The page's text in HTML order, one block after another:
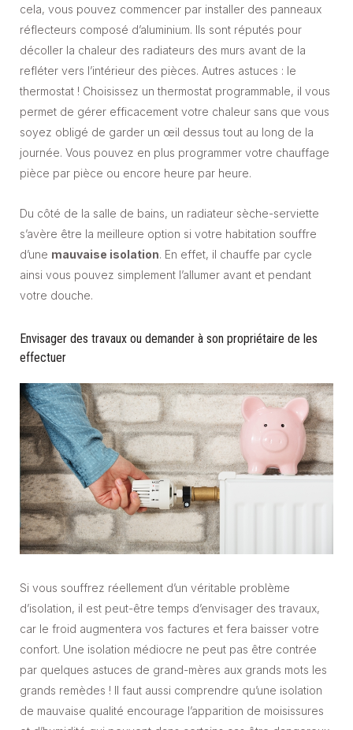
cela, vous pouvez commencer par installer des panneaux
réflecteurs composé d’aluminium. Ils sont réputés pour
décoller la chaleur des radiateurs des murs avant de la
refléter vers l’intérieur des pièces. Autres astuces : le
thermostat ! Choisissez un thermostat programmable, il vous
permet de gérer efficacement votre chaleur sans que vous
soyez obligé de garder un œil dessus tout au long de la
journée. Vous pouvez en plus programmer votre chauffage
pièce par pièce ou encore heure par heure.
Du côté de la salle de bains, un radiateur sèche-serviette
s’avère être la meilleure option si votre habitation souffre
d’une mauvaise isolation. En effet, il chauffe par cycle
ainsi vous pouvez simplement l’allumer avant et pendant
votre douche.
Envisager des travaux ou demander à son propriétaire de les
effectuer
Si vous souffrez réellement d’un véritable problème
d’isolation, il est peut-être temps d’envisager des travaux,
car le froid augmentera vos factures et fera baisser votre
confort. Une isolation médiocre ne peut pas être contrée
par quelques astuces de grand-mères aux grands mots les
grands remèdes ! Il faut aussi comprendre qu’une isolation
de mauvaise qualité encourage l’apparition de moisissures